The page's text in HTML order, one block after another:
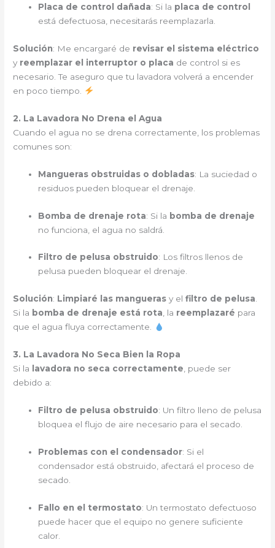
Placa de control dañada: Si la placa de control
está defectuosa, necesitarás reemplazarla.
Solución: Me encargaré de revisar el sistema eléctrico
y reemplazar el interruptor o placa de control si es
necesario. Te aseguro que tu lavadora volverá a encender
en poco tiempo.
2. La Lavadora No Drena el Agua
Cuando el agua no se drena correctamente, los problemas
comunes son:
Mangueras obstruidas o dobladas: La suciedad o
residuos pueden bloquear el drenaje.
Bomba de drenaje rota: Si la bomba de drenaje
no funciona, el agua no saldrá.
Filtro de pelusa obstruido: Los filtros llenos de
pelusa pueden bloquear el drenaje.
Solución: Limpiaré las mangueras y elfiltro de pelusa.
Si la bomba de drenaje está rota, la reemplazaré para
que el agua fluya correctamente.
3. La Lavadora No Seca Bien la Ropa
Si la
lavadora no seca correctamente , puede ser
debido a:
Filtro de pelusa obstruido: Un filtro lleno de pelusa
bloquea el flujo de aire necesario para el secado.
Problemas con el condensador: Si el
condensador está obstruido, afectará el proceso de
secado.
Fallo en el termostato: Un termostato defectuoso
puede hacer que el equipo no genere suficiente
calor.